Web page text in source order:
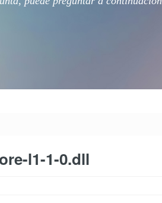
l1-1-0.dll